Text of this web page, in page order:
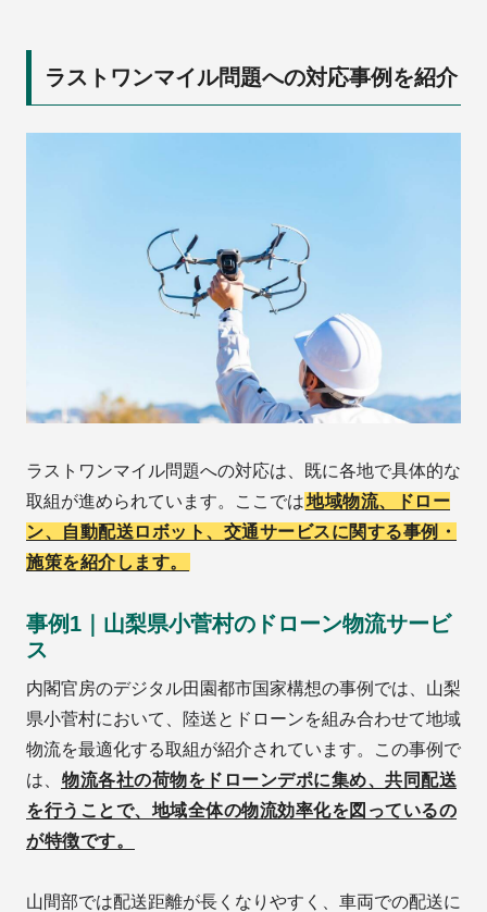
ラストワンマイル問題への対応事例を紹介
ラストワンマイル問題への対応は、既に各地で具体的な
取組が進められています。ここでは地域物流、ドロー
ン、自動配送ロボット、交通サービスに関する事例・
施策を紹介します。
事例1｜山梨県小菅村のドローン物流サービ
ス
内閣官房のデジタル田園都市国家構想の事例では、山梨
県小菅村において、陸送とドローンを組み合わせて地域
物流を最適化する取組が紹介されています。この事例で
は、 物流各社の荷物をドローンデポに集め、共同配送
を行うことで、地域全体の物流効率化を図っているの
が特徴です。
山間部では配送距離が長くなりやすく、車両での配送に